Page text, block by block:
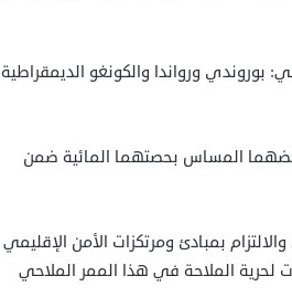
6 آلاف و650 كيلومترا، وتتشارك فيه 11 دولة هي: بوروندي ورواندا والكونغو الديمقراطية
رفضهما المساس بحصتهما المائية ضمن
بمبادئ ومرتكزات الأمن الإقليمي
لحرية الملاحة في هذا الممر الملاحي